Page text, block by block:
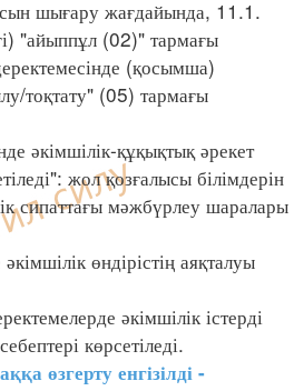
шығару жағдайында, 11.1.
"айыппұл (02)" тармағы
(қосымша)
тоқтату" (05) тармағы
әкімшілік-құқықтық әрекет
жол қозғалысы білімдерін
сипаттағы мәжбүрлеу шаралары
өндірістің аяқталуы
әкімшілік істерді
көрсетіледі.
өзгерту енгізілді -